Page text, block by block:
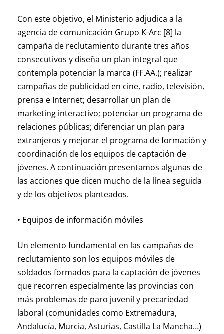
Con este objetivo, el Ministerio adjudica a la
agencia de comunicación Grupo K-Arc [8] la
campaña de reclutamiento durante tres años
consecutivos y diseña un plan integral que
contempla potenciar la marca (FF.AA.); realizar
campañas de publicidad en cine, radio, televisión,
prensa e Internet; desarrollar un plan de
marketing interactivo; potenciar un programa de
relaciones públicas; diferenciar un plan para
extranjeros y mejorar el programa de formación y
coordinación de los equipos de captación de
jóvenes. A continuación presentamos algunas de
las acciones que dicen mucho de la línea seguida
y de los objetivos planteados.
• Equipos de información móviles
Un elemento fundamental en las campañas de
reclutamiento son los equipos móviles de
soldados formados para la captación de jóvenes
que recorren especialmente las provincias con
más problemas de paro juvenil y precariedad
laboral (comunidades como Extremadura,
Andalucía, Murcia, Asturias, Castilla La Mancha…)